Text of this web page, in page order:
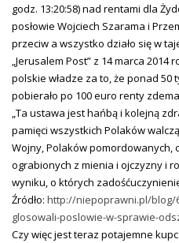
godz. 13:20:58) nad rentami dla
posłowie Wojciech Szarama i
przeciw a wszystko działo się w
„Jerusalem Post” z 14 marca 2014
polskie władze za to, że ponad
pobierało po 100 euro renty
„Ta ustawa jest hańbą i kolejną
pamięci wszystkich Polaków
Wojny, Polaków pomordowanych,
ograbionych z mienia i ojczyzny i
wyniku, o których
Źródło: http://niepoprawni.pl/blog/
glosowali-poslowie-w-sprawie-
Czy więc jest teraz potajemne